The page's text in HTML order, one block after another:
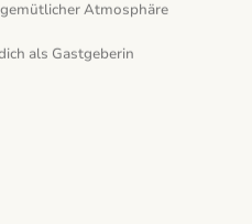
Atmosphäre
als Gastgeberin